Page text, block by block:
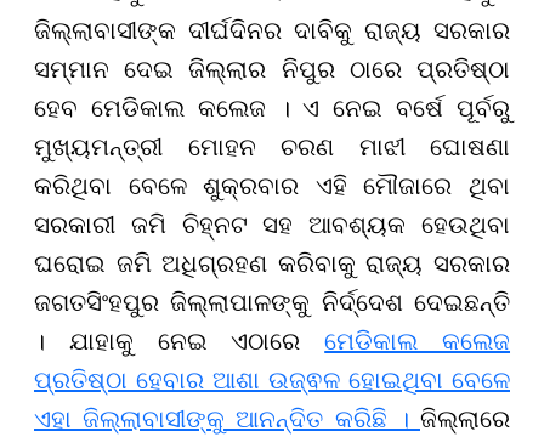
ଜିଲ୍ଲାବାସୀଙ୍କ ଦୀର୍ଘଦିନର ଦାବିକୁ ରାଜ୍ୟ ସରକାର
ସମ୍ମାନ ଦେଇ ଜିଲ୍ଲାର ନିପୁର ଠାରେ ପ୍ରତିଷ୍ଠା
ହେବ ମେଡିକାଲ କଲେଜ । ଏ ନେଇ ବର୍ଷେ ପୂର୍ବରୁ
ମୁଖ୍ୟମନ୍ତ୍ରୀ ମୋହନ ଚରଣ ମାଝୀ ଘୋଷଣା
କରିଥିବା ବେଳେ ଶୁକ୍ରବାର ଏହି ମୌଜାରେ ଥିବା
ସରକାରୀ ଜମି ଚିହ୍ନଟ ସହ ଆବଶ୍ୟକ ହେଉଥିବା
ଘରୋଇ ଜମି ଅଧିଗ୍ରହଣ କରିବାକୁ ରାଜ୍ୟ ସରକାର
ଜଗତସିଂହପୁର ଜିଲ୍ଲାପାଳଙ୍କୁ ନିର୍ଦ୍ଦେଶ ଦେଇଛନ୍ତି
। ଯାହାକୁ ନେଇ ଏଠାରେମେଡିକାଲ କଲେଜ
ପ୍ରତିଷ୍ଠା ହେବାର ଆଶା ଉଜ୍ଵଳ ହୋଇଥିବା ବେଳେ
ଏହା ଜିଲ୍ଲାବାସୀଙ୍କୁ ଆନନ୍ଦିତ କରିଛି । ଜିଲ୍ଲାରେ